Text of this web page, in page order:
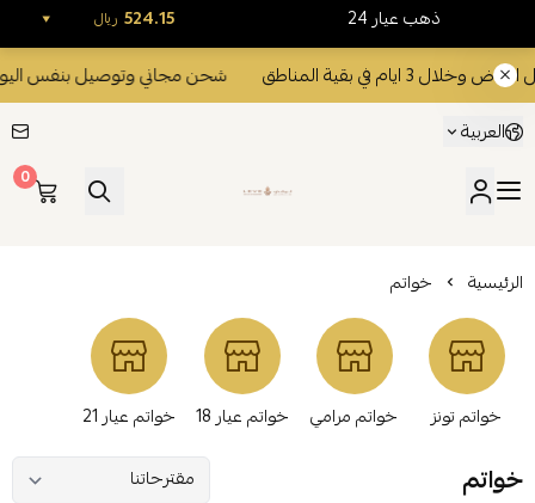
في بقية المناطق
شحن مجاني وتوصيل بنفس اليوم داخل
العربية
ليفي للذهب والمجوهرات
0
الرئيسية خواتم
خواتم تونز خواتم مرامي خواتم عيار 18 خواتم عيار 21
خواتم
24 ذهب عيار ريال 524.15